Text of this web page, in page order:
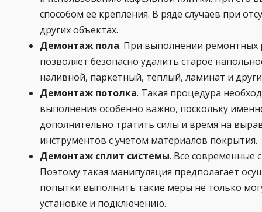
способом её крепления. В ряде случаев при
других объектах.
Демонтаж пола. При выполнении ремонтных
позволяет безопасно удалить старое
наливной, паркетный, тёплый, ламинат и
Демонтаж потолка. Такая процедура
выполнения особенно важно, поскольку
дополнительно тратить силы и время на
инструментов с учётом материалов покрытия.
Демонтаж сплит системы. Все современные
Поэтому такая манипуляция предполагает
попытки выполнить такие меры не только
установке и подключению.